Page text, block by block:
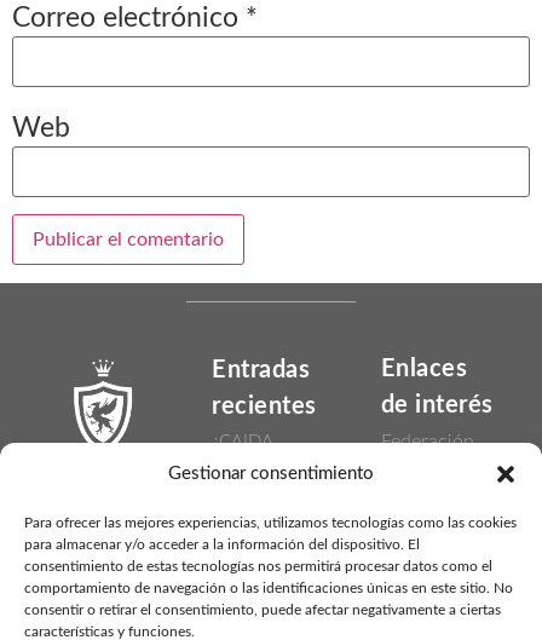
Gestionar consentimiento
Para ofrecer las mejores experiencias, utilizamos tecnologías como las cookies
para almacenar y/o acceder a la información del dispositivo. El
consentimiento de estas tecnologías nos permitirá procesar datos como el
comportamiento de navegación o las identificaciones únicas en este sitio. No
consentir o retirar el consentimiento, puede afectar negativamente a ciertas
características y funciones.
Correo electrónico *
Web
de Pozuelo,
41. 28220
Majadahonda
Entradas
recientes
¿CAIDA
NORMAL O
POSIBLE
LESION ?
Mitos patinaje
Enlaces
de interés
Federación
patinaje
Descárgate
nuestras